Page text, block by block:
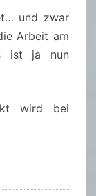
und zwar
Arbeit am
ist ja nun
wird bei